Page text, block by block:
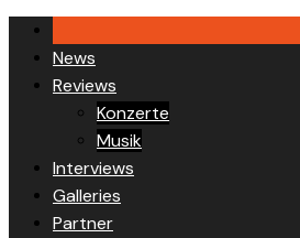
Skip
content
News
Reviews
Konzerte
Musik
Interviews
Galleries
Partner